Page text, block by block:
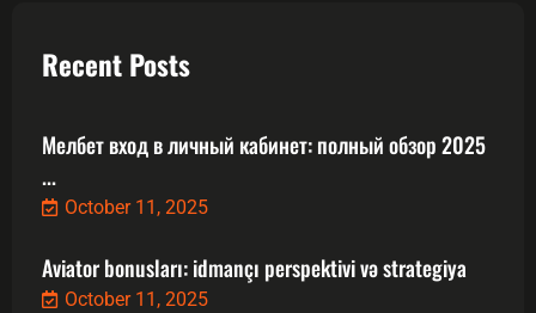
Recent Posts
Мелбет вход в личный кабинет: полный обзор 2025
...
October 11, 2025
Aviator bonusları: idmançı perspektivi və strategiya
October 11, 2025